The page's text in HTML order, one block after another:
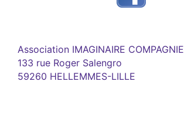
Association IMAGINAIRE COMPAGNIE
133 rue Roger Salengro
59260 HELLEMMES-LILLE